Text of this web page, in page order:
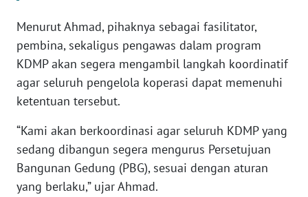
Menurut Ahmad, pihaknya sebagai fasilitator,
pembina, sekaligus pengawas dalam program
KDMP akan segera mengambil langkah koordinatif
agar seluruh pengelola koperasi dapat memenuhi
ketentuan tersebut.
“Kami akan berkoordinasi agar seluruh KDMP yang
sedang dibangun segera mengurus Persetujuan
Bangunan Gedung (PBG), sesuai dengan aturan
yang berlaku,” ujar Ahmad.
WN
PAPUA
WN
PAPUA
BARAT
RIAU